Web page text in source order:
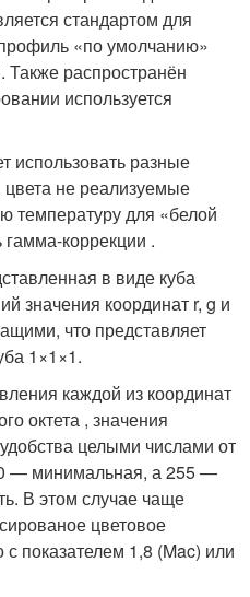
стандартом для
«по умолчанию»
распространён
используется
использовать разные
не реализуемые
температуру для «белой
гамма-коррекции .
в виде куба
значения координат r, g и
что представляет
1×1×1.
каждой из координат
октета , значения
целыми числами от
0 — минимальная, а 255 —
В этом случае чаще
цветовое
показателем 1,8 (Mac) или